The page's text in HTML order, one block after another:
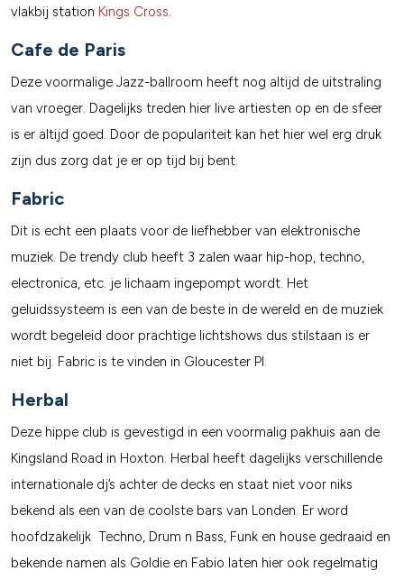
vlakbij station Kings Cross.
Cafe de Paris
Deze voormalige Jazz-ballroom heeft nog altijd de uitstraling
van vroeger. Dagelijks treden hier live artiesten op en de sfeer
is er altijd goed. Door de populariteit kan het hier wel erg druk
zijn dus zorg dat je er op tijd bij bent.
Fabric
Dit is echt een plaats voor de liefhebber van elektronische
muziek. De trendy club heeft 3 zalen waar hip-hop, techno,
electronica, etc. je lichaam ingepompt wordt. Het
geluidssysteem is een van de beste in de wereld en de muziek
wordt begeleid door prachtige lichtshows dus stilstaan is er
niet bij. Fabric is te vinden in Gloucester Pl.
Herbal
Deze hippe club is gevestigd in een voormalig pakhuis aan de
Kingsland Road in Hoxton. Herbal heeft dagelijks verschillende
internationale dj’s achter de decks en staat niet voor niks
bekend als een van de coolste bars van Londen. Er word
hoofdzakelijk Techno, Drum n Bass, Funk en house gedraaid en
bekende namen als Goldie en Fabio laten hier ook regelmatig